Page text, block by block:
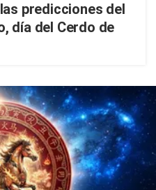
las predicciones del
día del Cerdo de